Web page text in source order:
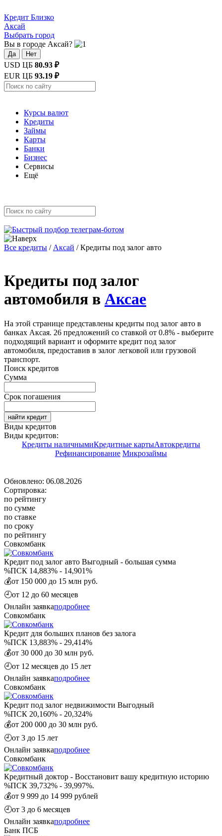
Кредит Близко
Аксай
Выбрать город
Вы в городе Аксай?
Да Нет
USD ЦБ 80.93 ₽
EUR ЦБ 93.19 ₽
Курсы валют
Кредиты
Займы
Карты
Банки
Бизнес
Сервисы
Ещё
Все кредиты / Аксай /Кредиты под залог авто
Кредиты под залог
автомобиля в Аксае
На этой странице представлены кредиты под залог авто в
банках Аксая. 26 предложений со ставкой от 0.8% - выберите
подходящий вариант и оформите кредит под залог
автомобиля, предоставив в залог легковой или грузовой
транспорт.
Поиск кредитов
Сумма
Срок погашения
найти кредит
Виды кредитов
Виды кредитов:
Кредиты наличнымиКредитные картыАвтокредиты
Рефинансирование Микрозаймы
Обновлено: 06.08.2026
Сортировка:
по рейтингу
по сумме
по ставке
по сроку
по рейтингу
Совкомбанк
Кредит под залог авто Выгодный - большая сумма
%ПСК 14,883% - 14,901%
💰от 150 000 до 15 млн руб.
🕘от 12 до 60 месяцев
Онлайн заявкаподробнее
Совкомбанк
Кредит для больших планов без залога
%ПСК 13,883% - 29,414%
💰от 30 000 до 30 млн руб.
🕘от 12 месяцев до 15 лет
Онлайн заявкаподробнее
Совкомбанк
Кредит под залог недвижимости Выгодный
%ПСК 20,160% - 20,324%
💰от 200 000 до 30 млн руб.
🕘от 3 до 15 лет
Онлайн заявкаподробнее
Совкомбанк
Кредитный доктор - Восстановит вашу кредитную историю
%ПСК 39,732% - 39,997%.
💰от 9 999 до 14 999 рублей
🕘от 3 до 6 месяцев
Онлайн заявкаподробнее
Банк ПСБ